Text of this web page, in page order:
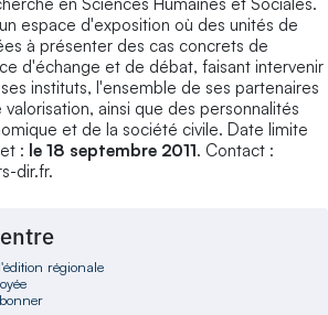
espace d'exposition où des unités de
à présenter des cas concrets de
d'échange et de débat, faisant intervenir
instituts, l'ensemble de ses partenaires
ainsi que des personnalités
et de la société civile. Date limite
: le 18 septembre 2011. Contact :
dir.fr.
régionale